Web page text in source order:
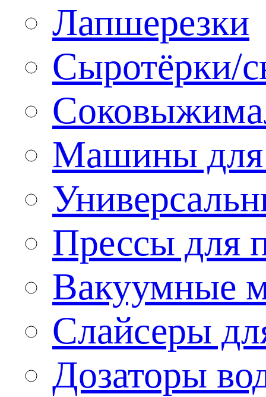
Лапшерезки
Сыротёрки/
Машины для
Прессы для
Вакуумные
Слайсеры
Дозаторы